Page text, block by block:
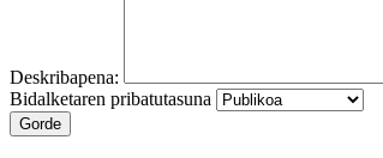
Deskribapena:
Bidalketaren pribatutasuna
Gorde